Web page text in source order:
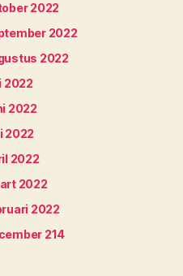
2022
2022
2022
2022
2022
2022
2022
2022
2022
214